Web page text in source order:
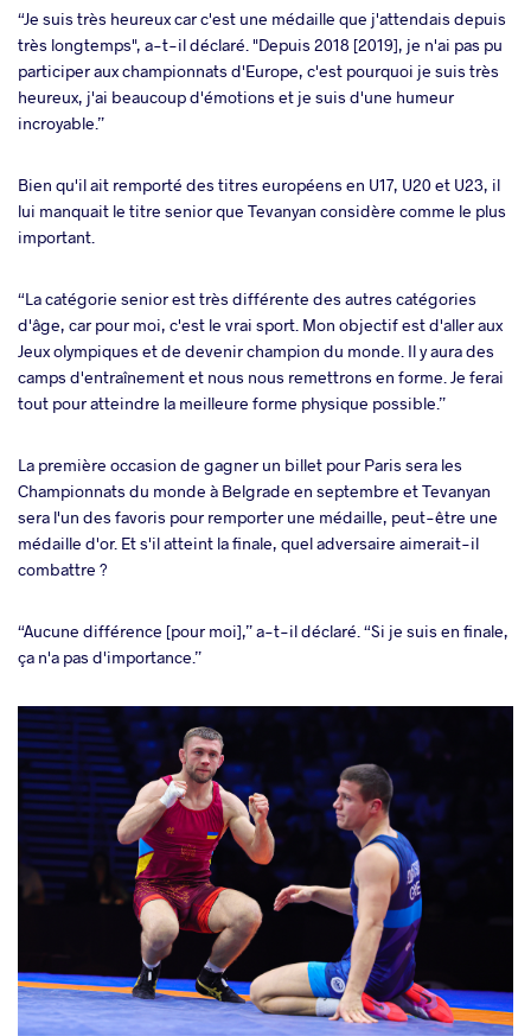
“Je suis très heureux car c'est une médaille que j'attendais depuis
très longtemps", a-t-il déclaré. "Depuis 2018 [2019], je n'ai pas pu
participer aux championnats d'Europe, c'est pourquoi je suis très
heureux, j'ai beaucoup d'émotions et je suis d'une humeur
incroyable.”
Bien qu'il ait remporté des titres européens en U17, U20 et U23, il
lui manquait le titre senior que Tevanyan considère comme le plus
important.
“La catégorie senior est très différente des autres catégories
d'âge, car pour moi, c'est le vrai sport. Mon objectif est d'aller aux
Jeux olympiques et de devenir champion du monde. Il y aura des
camps d'entraînement et nous nous remettrons en forme. Je ferai
tout pour atteindre la meilleure forme physique possible.”
La première occasion de gagner un billet pour Paris sera les
Championnats du monde à Belgrade en septembre et Tevanyan
sera l'un des favoris pour remporter une médaille, peut-être une
médaille d'or. Et s'il atteint la finale, quel adversaire aimerait-il
combattre ?
“Aucune différence [pour moi],” a-t-il déclaré. “Si je suis en finale,
ça n'a pas d'importance.”